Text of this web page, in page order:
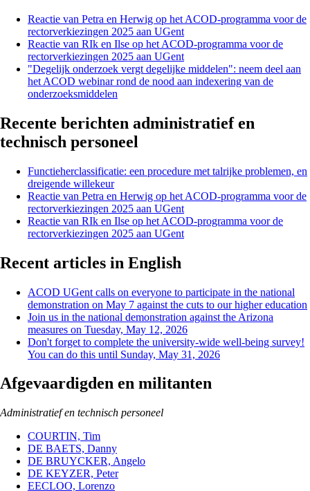
Reactie van Petra en Herwig op het ACOD-programma voor de
rectorverkiezingen 2025 aan UGent
Reactie van RIk en Ilse op het ACOD-programma voor de
rectorverkiezingen 2025 aan UGent
"Degelijk onderzoek vergt degelijke middelen": neem deel aan
het ACOD webinar rond de nood aan indexering van de
onderzoeksmiddelen
Recente berichten administratief en
technisch personeel
Functieherclassificatie: een procedure met talrijke problemen, en
dreigende willekeur
Reactie van Petra en Herwig op het ACOD-programma voor de
rectorverkiezingen 2025 aan UGent
Reactie van RIk en Ilse op het ACOD-programma voor de
rectorverkiezingen 2025 aan UGent
Recent articles in English
ACOD UGent calls on everyone to participate in the national
demonstration on May 7 against the cuts to our higher education
Join us in the national demonstration against the Arizona
measures on Tuesday, May 12, 2026
Don't forget to complete the university-wide well-being survey!
You can do this until Sunday, May 31, 2026
Afgevaardigden en militanten
Administratief en technisch personeel
COURTIN, Tim
DE BAETS, Danny
DE BRUYCKER, Angelo
DE KEYZER, Peter
EECLOO, Lorenzo